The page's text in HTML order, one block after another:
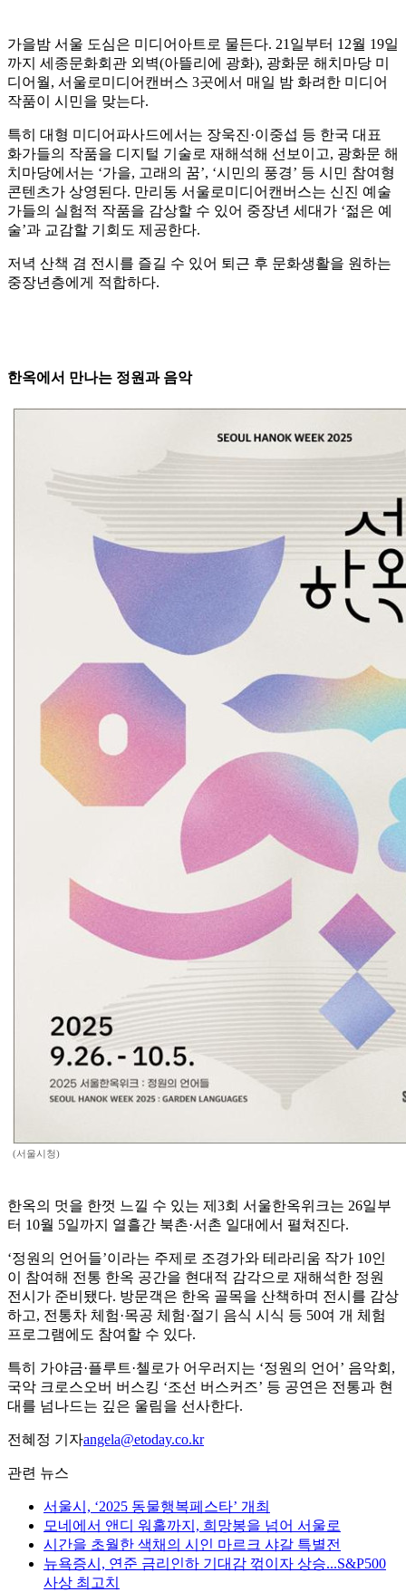
가을밤 서울 도심은 미디어아트로 물든다. 21일부터 12월 19일
까지 세종문화회관 외벽(아뜰리에 광화), 광화문 해치마당 미
디어월, 서울로미디어캔버스 3곳에서 매일 밤 화려한 미디어
작품이 시민을 맞는다.
특히 대형 미디어파사드에서는 장욱진·이중섭 등 한국 대표
화가들의 작품을 디지털 기술로 재해석해 선보이고, 광화문 해
치마당에서는 ‘가을, 고래의 꿈’, ‘시민의 풍경’ 등 시민 참여형
콘텐츠가 상영된다. 만리동 서울로미디어캔버스는 신진 예술
가들의 실험적 작품을 감상할 수 있어 중장년 세대가 ‘젊은 예
술’과 교감할 기회도 제공한다.
저녁 산책 겸 전시를 즐길 수 있어 퇴근 후 문화생활을 원하는
중장년층에게 적합하다.
한옥에서 만나는 정원과 음악
(서울시청)
한옥의 멋을 한껏 느낄 수 있는 제3회 서울한옥위크는 26일부
터 10월 5일까지 열흘간 북촌·서촌 일대에서 펼쳐진다.
‘정원의 언어들’이라는 주제로 조경가와 테라리움 작가 10인
이 참여해 전통 한옥 공간을 현대적 감각으로 재해석한 정원
전시가 준비됐다. 방문객은 한옥 골목을 산책하며 전시를 감상
하고, 전통차 체험·목공 체험·절기 음식 시식 등 50여 개 체험
프로그램에도 참여할 수 있다.
특히 가야금·플루트·첼로가 어우러지는 ‘정원의 언어’ 음악회,
국악 크로스오버 버스킹 ‘조선 버스커즈’ 등 공연은 전통과 현
대를 넘나드는 깊은 울림을 선사한다.
전혜정 기자angela@etoday.co.kr
관련 뉴스
서울시, ‘2025 동물행복페스타’ 개최
모네에서 앤디 워홀까지, 희망봉을 넘어 서울로
시간을 초월한 색채의 시인 마르크 샤갈 특별전
뉴욕증시, 연준 금리인하 기대감 꺾이자 상승...S&P500
사상 최고치